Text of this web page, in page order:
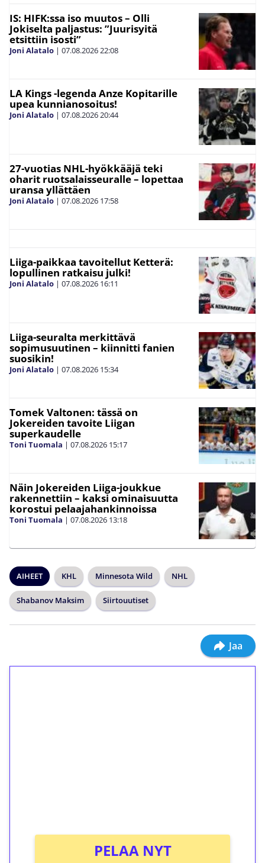
IS: HIFK:ssa iso muutos – Olli
Jokiselta paljastus: ”Juurisyitä
etsittiin isosti”
Joni Alatalo | 07.08.202622:08
LA Kings -legenda Anze Kopitarille
upea kunnianosoitus!
Joni Alatalo | 07.08.202620:44
27-vuotias NHL-hyökkääjä teki
oharit ruotsalaisseuralle – lopettaa
uransa yllättäen
Joni Alatalo | 07.08.2026 17:58
Liiga-paikkaa tavoitellut Ketterä:
lopullinen ratkaisu julki!
Joni Alatalo | 07.08.2026 16:11
Liiga-seuralta merkittävä
sopimusuutinen – kiinnitti fanien
suosikin!
Joni Alatalo | 07.08.2026 15:34
Tomek Valtonen: tässä on
Jokereiden tavoite Liigan
superkaudelle
Toni Tuomala | 07.08.2026 15:17
Näin Jokereiden Liiga-joukkue
rakennettiin – kaksi ominaisuutta
korostui pelaajahankinnoissa
Toni Tuomala | 07.08.2026 13:18
AIHEET KHL Minnesota Wild NHL
Shabanov Maksim Siirtouutiset
Jaa
PELAA NYT